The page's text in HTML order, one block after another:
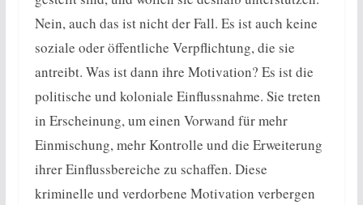
Nein, auch das ist nicht der Fall. Es ist auch keine
soziale oder öffentliche Verpflichtung, die sie
antreibt. Was ist dann ihre Motivation? Es ist die
politische und koloniale Einflussnahme. Sie treten
in Erscheinung, um einen Vorwand für mehr
Einmischung, mehr Kontrolle und die Erweiterung
ihrer Einflussbereiche zu schaffen. Diese
kriminelle und verdorbene Motivation verbergen